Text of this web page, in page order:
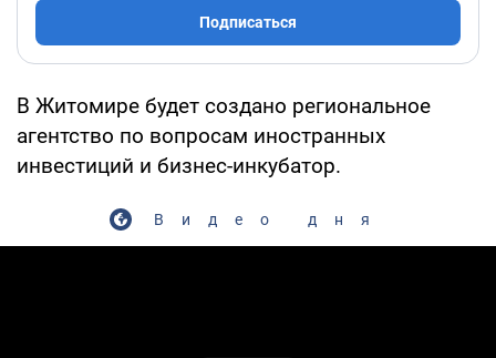
Подписаться
В Житомире будет создано региональное
агентство по вопросам иностранных
инвестиций и бизнес-инкубатор.
Видео дня